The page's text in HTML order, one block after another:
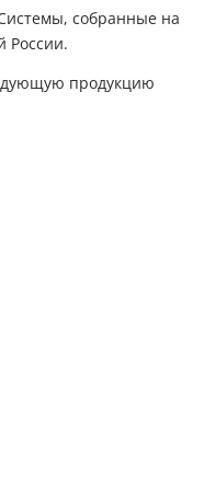
собранные на
России.
продукцию